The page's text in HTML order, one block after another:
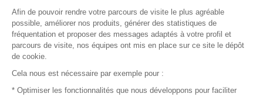
Plan du site
© 2016 –Organisation SAFI
Afin de pouvoir rendre votre parcours de visite le plus agréable
possible, améliorer nos produits, générer des statistiques de
fréquentation et proposer des messages adaptés à votre profil et
parcours de visite, nos équipes ont mis en place sur ce site le dépôt
de cookie.
Cela nous est nécessaire par exemple pour :
* Optimiser les fonctionnalités que nous développons pour faciliter